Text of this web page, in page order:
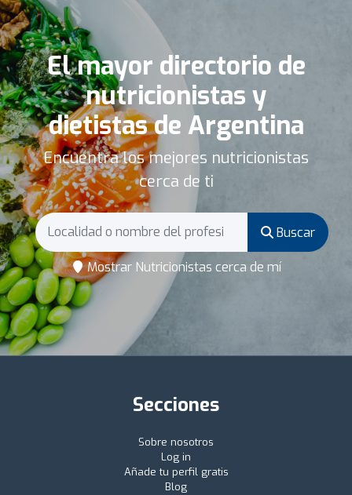
El mayor directorio de
nutricionistas y
dietistas de Argentina
Encuentra los mejores nutricionistas
cerca de ti
Buscar
Mostrar Nutricionistas cerca de mí
Secciones
Sobre nosotros
Log in
Añade tu perfil gratis
Blog